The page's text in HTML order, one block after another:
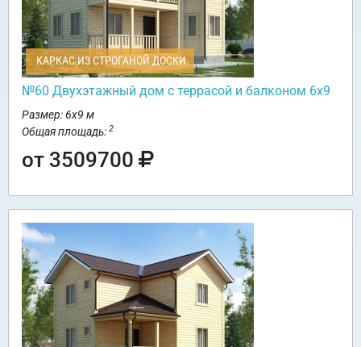
КАРКАС ИЗ СТРОГАНОЙ ДОСКИ
№60 Двухэтажный дом с террасой и балконом 6х9
Размер: 6х9 м
Общая площадь: 2
от 3509700